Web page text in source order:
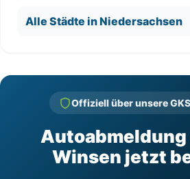
Alle Städte in Niedersachsen
Offiziell über unsere
Autoabmeldung
Winsen jetzt